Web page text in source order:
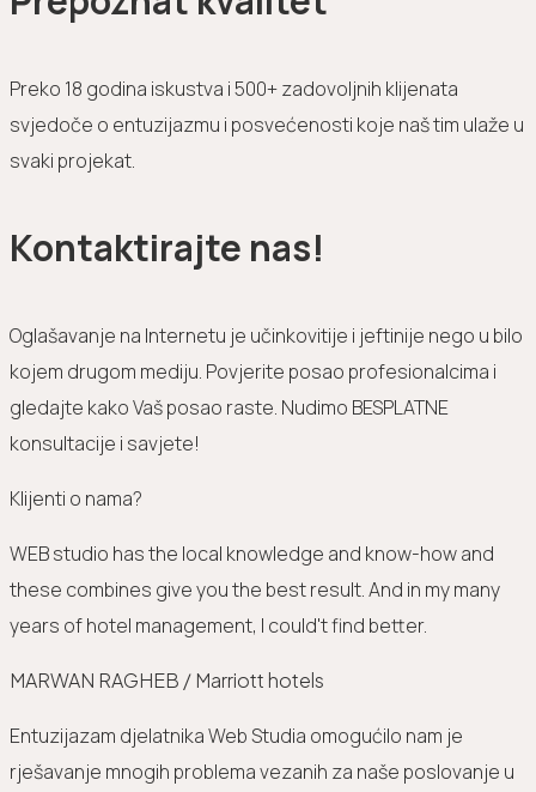
Preko 18 godina iskustva i 500+ zadovoljnih klijenata
svjedoče o entuzijazmu i posvećenosti koje naš tim ulaže u
svaki projekat.
Kontaktirajte nas!
Oglašavanje na Internetu je učinkovitije i jeftinije nego u bilo
kojem drugom mediju. Povjerite posao profesionalcima i
gledajte kako Vaš posao raste. Nudimo BESPLATNE
konsultacije i savjete!
Klijenti o nama?
WEB studio has the local knowledge and know-how and
these combines give you the best result. And in my many
years of hotel management, I could't find better.
MARWAN RAGHEB / Marriott hotels
Entuzijazam djelatnika Web Studia omogućilo nam je
rješavanje mnogih problema vezanih za naše poslovanje u